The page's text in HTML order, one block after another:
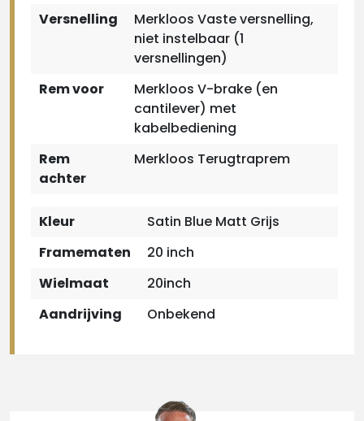
Versnelling
Merkloos Vaste versnelling,
niet instelbaar (1
versnellingen)
Rem voor
Merkloos V-brake (en
cantilever) met
kabelbediening
Rem
achter
Merkloos Terugtraprem
Kleur
Satin Blue Matt Grijs
Framematen
20 inch
Wielmaat
20inch
Aandrijving
Onbekend